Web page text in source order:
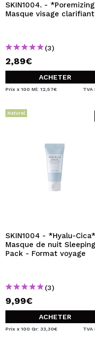
SKIN1004. -
Masque visage clarifiant
(3)
2,89€
ACHETER
Prix x 100 Ml: 12,57€ TVA
Naturel
SKIN1004 - *Hyalu-
Masque de nuit Sleeping
Pack - Format voyage
(3)
9,99€
ACHETER
Prix x 100 Gr: 33,30€ TVA